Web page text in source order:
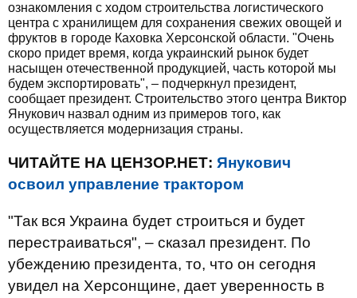
ознакомления с ходом строительства логистического
центра с хранилищем для сохранения свежих овощей и
фруктов в городе Каховка Херсонской области. "Очень
скоро придет время, когда украинский рынок будет
насыщен отечественной продукцией, часть которой мы
будем экспортировать", – подчеркнул президент,
сообщает президент. Строительство этого центра Виктор
Янукович назвал одним из примеров того, как
осуществляется модернизация страны.
ЧИТАЙТЕ НА ЦЕНЗОР.НЕТ: Янукович
освоил управление трактором
"Так вся Украина будет строиться и будет
перестраиваться", – сказал президент. По
убеждению президента, то, что он сегодня
увидел на Херсонщине, дает уверенность в